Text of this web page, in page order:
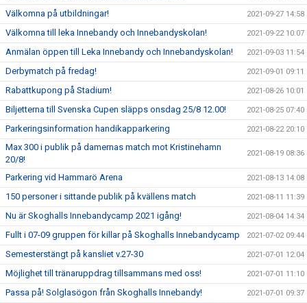
Välkomna på utbildningar! 2021-09-27 14:58
Välkomna till leka Innebandy och Innebandyskolan! 2021-09-22 10:07
Anmälan öppen till Leka Innebandy och Innebandyskolan! 2021-09-03 11:54
Derbymatch på fredag! 2021-09-01 09:11
Rabattkupong på Stadium! 2021-08-26 10:01
Biljetterna till Svenska Cupen släpps onsdag 25/8 12.00! 2021-08-25 07:40
Parkeringsinformation handikapparkering 2021-08-22 20:10
Max 300 i publik på damernas match mot Kristinehamn
20/8!
2021-08-19 08:36
Parkering vid Hammarö Arena 2021-08-13 14:08
150 personer i sittande publik på kvällens match 2021-08-11 11:39
Nu är Skoghalls Innebandycamp 2021 igång! 2021-08-04 14:34
Fullt i 07-09 gruppen för killar på Skoghalls Innebandycamp 2021-07-02 09:44
Semesterstängt på kansliet v.27-30 2021-07-01 12:04
Möjlighet till tränaruppdrag tillsammans med oss! 2021-07-01 11:10
Passa på! Solglasögon från Skoghalls Innebandy! 2021-07-01 09:37